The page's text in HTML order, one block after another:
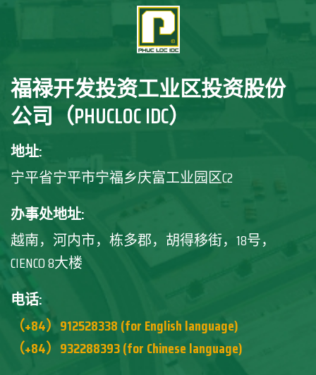
福禄开发投资工业区投资股份
公司（PHUCLOC IDC）
地址:
宁平省宁平市宁福乡庆富工业园区C2
办事处地址:
越南，河内市，栋多郡，胡得移街，18号，
CIENCO 8大楼
电话:
（+84）912528338 (for English language)
（+84）932288393 (for Chinese language)